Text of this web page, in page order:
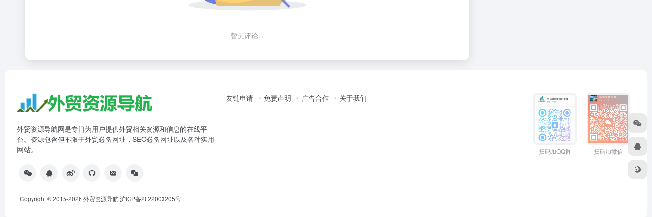
暂无评论...
外贸资源导航网是专门为用户提供外贸相关资源和信息的在线平
台。资源包含但不限于外贸必备网址，SEO必备网址以及各种实用
网站。
友链申请 免责声明 广告合作 关于我们
扫码加QQ群 扫码加微信
Copyright © 2015-2026 外贸资源导航沪ICP备2022003205号